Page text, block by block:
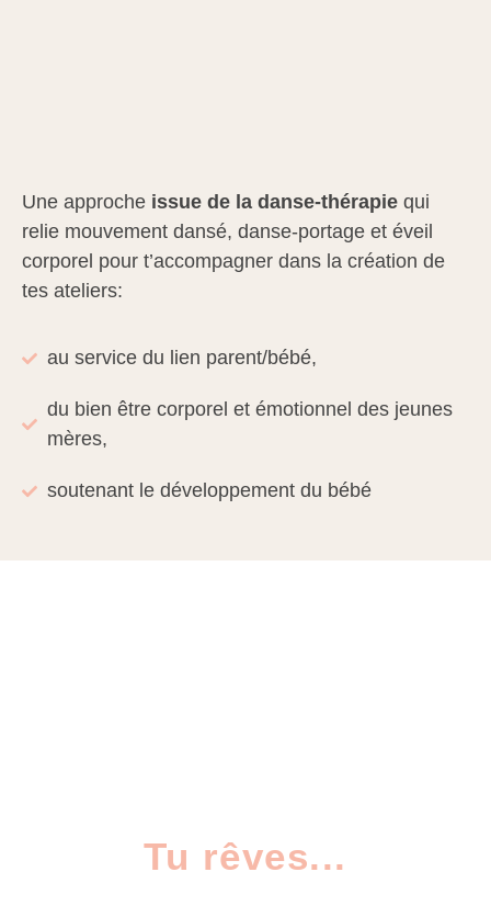
Une approche issue de la danse-thérapie qui
relie mouvement dansé, danse-portage et éveil
corporel pour t’accompagner dans la création de
tes ateliers:
au service du lien parent/bébé,
du bien être corporel et émotionnel des jeunes
mères,
soutenant le développement du bébé
Tu rêves...